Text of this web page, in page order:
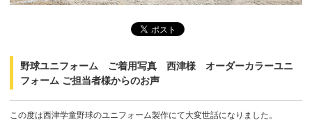
野球ユニフォーム ご着用写真 西津様 オーダーカラーユニ
フォーム ご担当者様からのお声
この度は西津学童野球のユニフォーム製作にて大変世話になりました。